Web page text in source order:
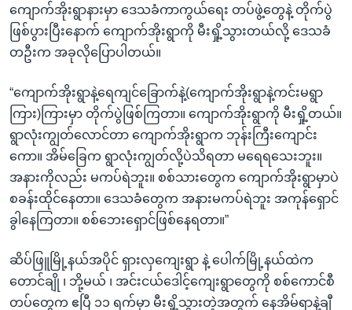
ကျောက်အိုးရွာနားမှာ ဒေသခံကာကွယ်ရေး တပ်ဖွဲ့တွေနဲ့ တိုက်ပွဲ
ဖြစ်ပွားပြီးနောက် ကျောက်အိုးရွာကို မီးရှို့သွားတယ်လို့ ဒေသခံ
တဦးက အခုလိုပြောပါတယ်။
“ကျောက်အိုးရွာနဲ့ရေကျင်ခြောက်နဲ့(ကျောက်အိုးရွာနဲ့ကင်းမရွာ
ကြား)ကြားမှာ တိုက်ပွဲဖြစ်ကြတာ။ ကျောက်အိုးရွာကို မီးရှို့တယ်။
ရွာလုံးကျွတ်လောင်တာ ကျောက်အိုးရွာက ဘုန်းကြီးကျောင်း
ကော။ အိမ်ခြေက ရွာလုံးကျွတ်လို့ပဲသိရတာ မရေရသေးဘူး။
အနားကိုလည်း မကပ်ရဲဘူး။ စစ်သားတွေက ကျောက်အိုးရွာမှာပဲ
စခန်းထိုင်နေတာ။ ဒေသခံတွေက အနားမကပ်ရဲဘူး အကုန်ရှောင်
ခွါနေကြတာ။ စစ်ဘေးရှောင်ဖြစ်နေရတာ။”
ဆိပ်ဖြူမြို့နယ်အပိုင် ရှားလှကျေးရွာ နဲ့ ပေါက်မြို့နယ်ထဲက
တောင်ချို ၊ ဘို့မယ် ၊ အင်းငယ်ဒေါင့်ကျေးရွာတွေကို စစ်ကောင်စီ
တပ်တွေက ဧပြီ ၁၁ ရက်မှာ မီးရှို့သွားတဲ့အတွက် နေအိမ်ရာနဲ့ချီ